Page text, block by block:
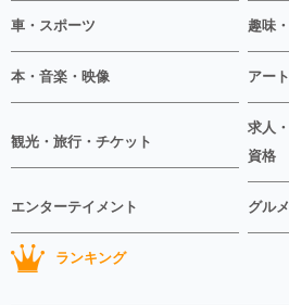
車・スポーツ 趣味
本・音楽・映像 アー
観光・旅行・チケット
求人
資格
エンターテイメント グル
ランキング